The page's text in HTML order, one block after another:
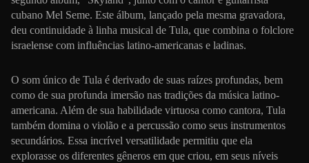
cubano Mel Seme. Este álbum, lançado pela mesma gravadora,
deu continuidade à linha musical de Tula, que combina o folclore
israelense com influências latino-americanas e ladinas.
O som único de Tula é derivado de suas raízes profundas, bem
como de sua profunda imersão nas tradições da música latino-
americana. Além de sua habilidade virtuosa como cantora, Tula
também domina o violão e a percussão como seus instrumentos
secundários. Essa incrível versatilidade permitiu que ela
explorasse os diferentes gêneros em que criou, em seus níveis